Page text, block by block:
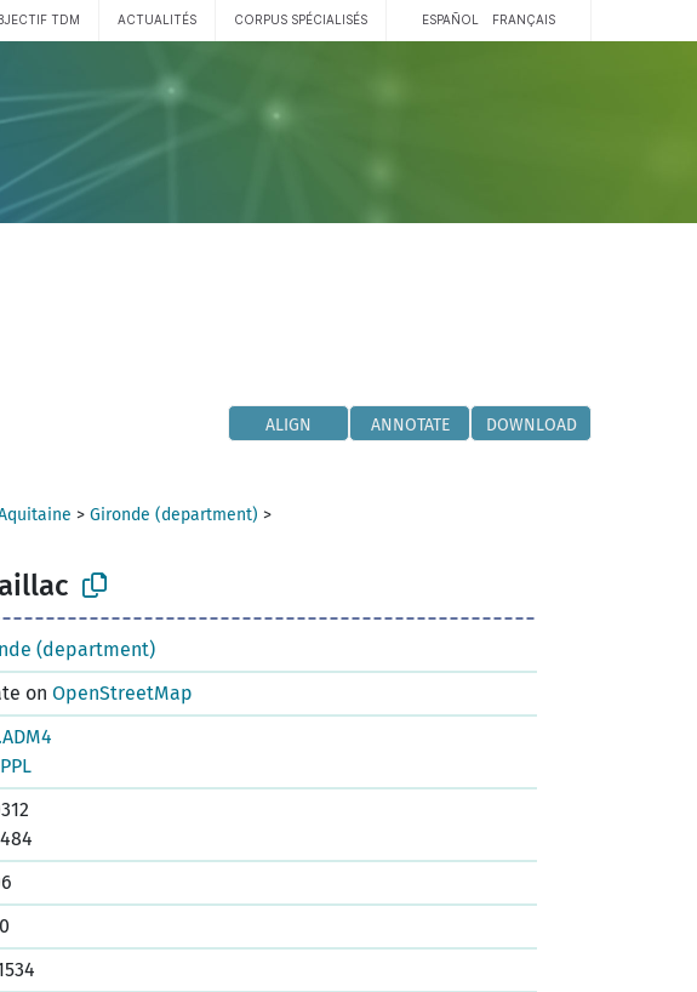
TDM ACTUALITÉS CORPUS SPÉCIALISÉS ESPAÑOL FRANÇAIS
ALIGN ANNOTATE DOWNLOAD
> Gironde (department) >
(department)
on OpenStreetMap